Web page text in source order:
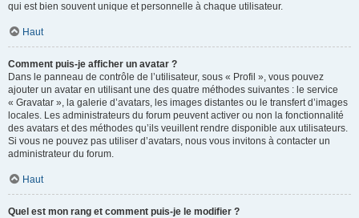
qui est bien souvent unique et personnelle à chaque utilisateur.
Haut
Comment puis-je afficher un avatar ?
Dans le panneau de contrôle de l’utilisateur, sous « Profil », vous pouvez
ajouter un avatar en utilisant une des quatre méthodes suivantes : le service
« Gravatar », la galerie d’avatars, les images distantes ou le transfert d’images
locales. Les administrateurs du forum peuvent activer ou non la fonctionnalité
des avatars et des méthodes qu’ils veuillent rendre disponible aux utilisateurs.
Si vous ne pouvez pas utiliser d’avatars, nous vous invitons à contacter un
administrateur du forum.
Haut
Quel est mon rang et comment puis-je le modifier ?